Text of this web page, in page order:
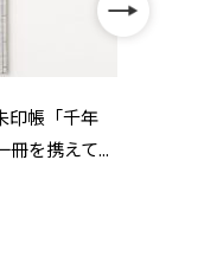
印帳「千年
冊を携えて...